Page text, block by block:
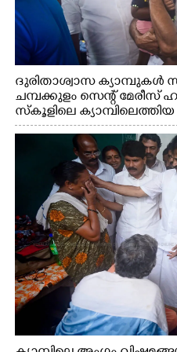
ദുരിതാശ്വാസ ക്യാമ്പുകൾ
ചമ്പക്കുളം സെന്റ് മേരീസ്
സ്കൂളിലെ
സെക്രട്ടറി കെ.സി
എടുത്ത്
വകുപ്പ് മന്ത്രി എം. ലിജു,
റെജി ചെറിയാൻ എം.